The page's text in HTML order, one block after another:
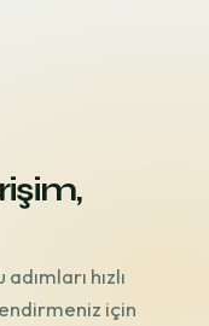
hızlı
için